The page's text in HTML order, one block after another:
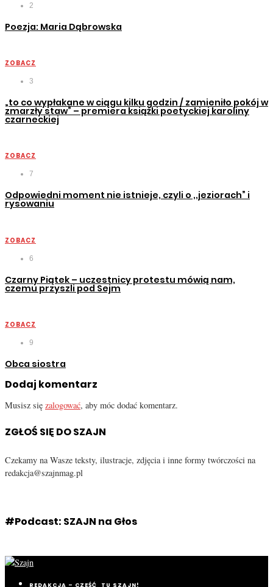
2
Poezja: Maria Dąbrowska
ZOBACZ
3
„to co wypłakane w ciągu kilku godzin / zamieniło pokój w
zmarzły staw” – premiera książki poetyckiej karoliny
czarneckiej
ZOBACZ
7
Odpowiedni moment nie istnieje, czyli o ,,jeziorach” i
rysowaniu
ZOBACZ
6
Czarny Piątek – uczestnicy protestu mówią nam,
czemu przyszli pod Sejm
ZOBACZ
9
Obca siostra
Dodaj komentarz
Musisz się zalogować, aby móc dodać komentarz.
ZGŁOŚ SIĘ DO SZAJN
Czekamy na Wasze teksty, ilustracje, zdjęcia i inne formy twórczości na
redakcja@szajnmag.pl
#Podcast: SZAJN na Głos
REDAKCJA – CZEŚĆ, TU SZAJN!